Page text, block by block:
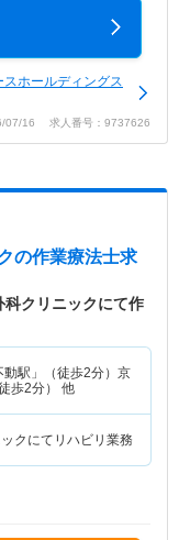
ホールディングス
07/16 求人番号：9737626
の作業療法士求
科クリニックにて作
動駅」（徒歩2分）京
歩2分） 他
クにてリハビリ業務